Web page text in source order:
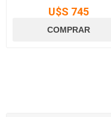
U$S 745